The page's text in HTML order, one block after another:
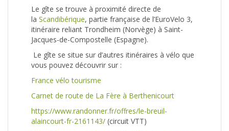
Le gîte se trouve à proximité directe de
la Scandibérique, partie française de l’EuroVelo 3,
itinéraire reliant Trondheim (Norvège) à Saint-
Jacques-de-Compostelle (Espagne).
Le gîte se situe sur d’autres itinéraires à vélo que
vous pouvez découvrir sur :
France vélo tourisme
Carnet de route de La Fère à Berthenicourt
https://www.randonner.fr/offres/le-breuil-
alaincourt-fr-2161143/ (circuit VTT)